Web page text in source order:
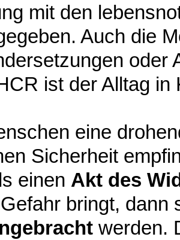
mit den
Auch die
oder
ist der Alltag in
eine
Sicherheit
einen Akt des
bringt, dann
werden.